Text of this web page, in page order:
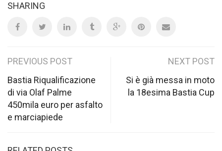
SHARING
Post
navigation
PREVIOUS POST
Bastia Riqualificazione
di via Olaf Palme
450mila euro per asfalto
e marciapiede
NEXT POST
Si è già messa in moto
la 18esima Bastia Cup